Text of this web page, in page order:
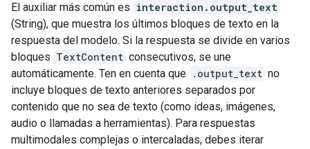
El auxiliar más común es interaction.output_text
(String), que muestra los últimos bloques de texto en la
respuesta del modelo. Si la respuesta se divide en varios
bloques TextContent consecutivos, se une
automáticamente. Ten en cuenta que .output_text no
incluye bloques de texto anteriores separados por
contenido que no sea de texto (como ideas, imágenes,
audio o llamadas a herramientas). Para respuestas
multimodales complejas o intercaladas, debes iterar